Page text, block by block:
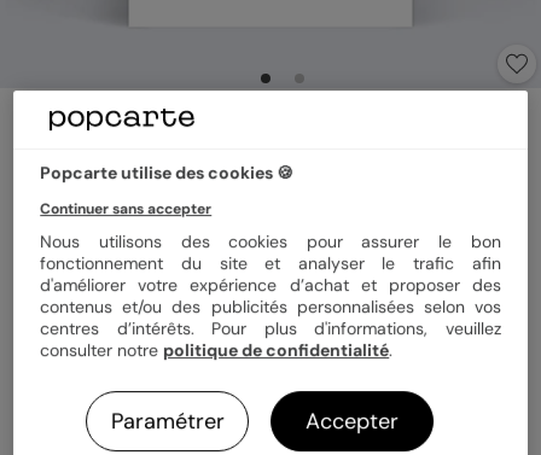
Faire-part baptême
Magnet Scrapbooking
5(2avis)
Format Magnet 10x15 cm
Quantité Échantillon personnalisé
Popcarte utilise des cookies 🍪
Continuer sans accepter
Nous utilisons des cookies pour assurer le bon
fonctionnement du site et analyser le trafic afin
d'améliorer votre expérience d’achat et proposer des
contenus et/ou des publicités personnalisées selon vos
centres d’intérêts. Pour plus d'informations, veuillez
consulter notre politique de confidentialité.
Paramétrer Accepter